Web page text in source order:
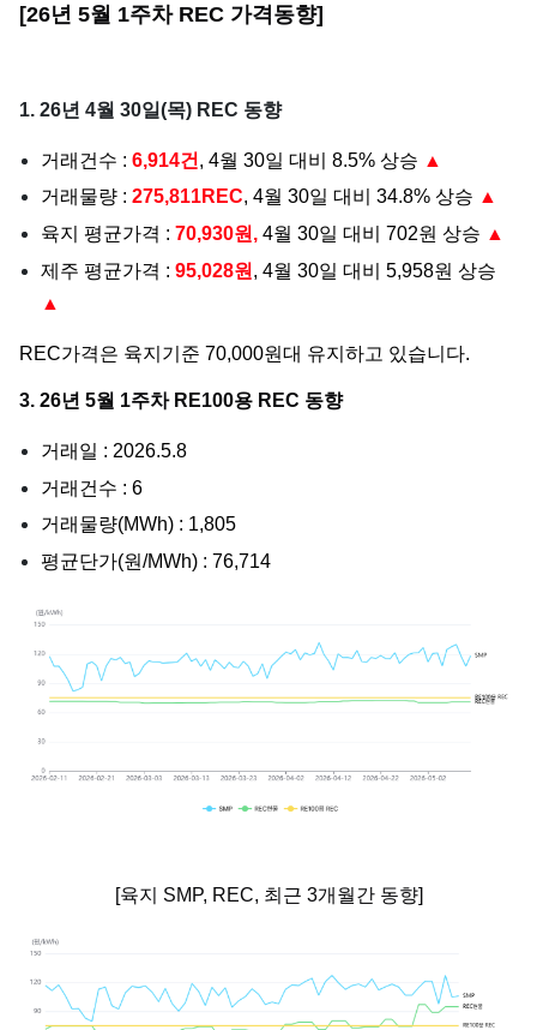
[26년 5월 1주차 REC 가격동향]
1. 26년 4월 30일(목) REC 동향
거래건수 : 6,914건 , 4월 30일 대비 8.5% 상승 ▲
거래물량 : 275,811REC, 4월 30일 대비 34.8% 상승 ▲
육지 평균가격 : 70,930원, 4월 30일 대비 702원 상승 ▲
제주 평균가격 : 95,028원 , 4월 30일 대비 5,958원 상승
▲
REC가격은 육지기준 70,000원대 유지하고 있습니다.
3. 26년 5월 1주차 RE100용 REC 동향
거래일 : 2026.5.8
거래건수 : 6
거래물량(MWh) : 1,805
평균단가(원/MWh) : 76,714
[육지 SMP, REC, 최근 3개월간 동향]